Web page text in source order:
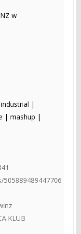
w
|
| mashup |